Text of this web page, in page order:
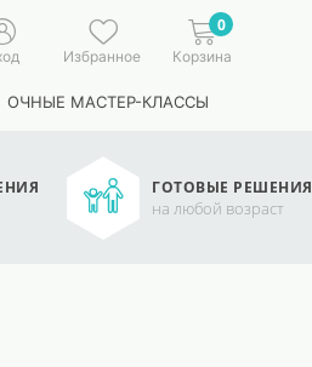
Избранное
0
Корзина
ОЧНЫЕ МАСТЕР-КЛАССЫ
ГОТОВЫЕ РЕШЕНИЯ
на любой возраст